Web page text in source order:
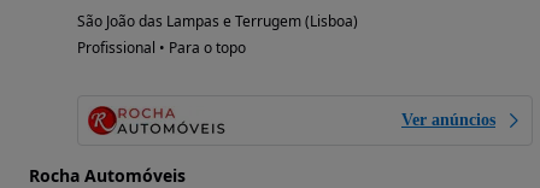
São João das Lampas e Terrugem (Lisboa)
Profissional • Para o topo
Ver anúncios
Rocha Automóveis